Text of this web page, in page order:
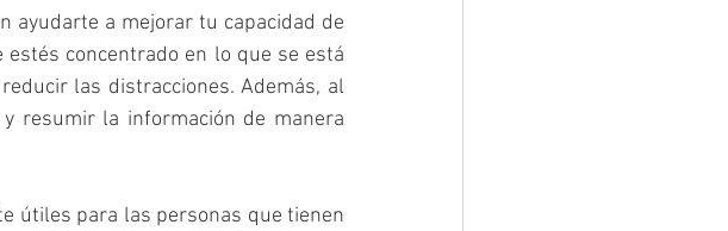
ayudarte a mejorar tu capacidad de
concentrado en lo que se está
las distracciones. Además, al
resumir la información de manera
útiles para las personas que tienen